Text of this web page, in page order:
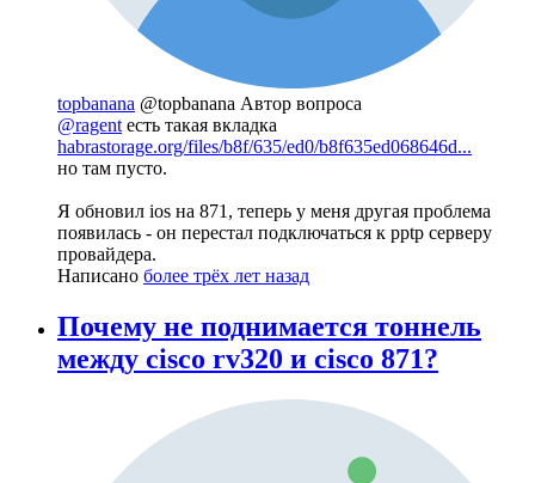
topbanana @topbanana Автор вопроса
@ragent есть такая вкладка
habrastorage.org/files/b8f/635/ed0/b8f635ed068646d...
но там пусто.
Я обновил ios на 871, теперь у меня другая проблема
появилась - он перестал подключаться к pptp серверу
провайдера.
Написано более трёх лет назад
Почему не поднимается тоннель
между cisco rv320 и cisco 871?